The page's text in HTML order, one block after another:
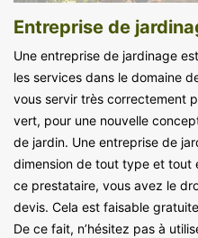
Entreprise de
Une entreprise de jardinage
les services dans le domaine
vous servir très correctement
vert, pour une nouvelle
de jardin. Une entreprise de
dimension de tout type et tout
ce prestataire, vous avez le
devis. Cela est faisable
De ce fait, n’hésitez pas à